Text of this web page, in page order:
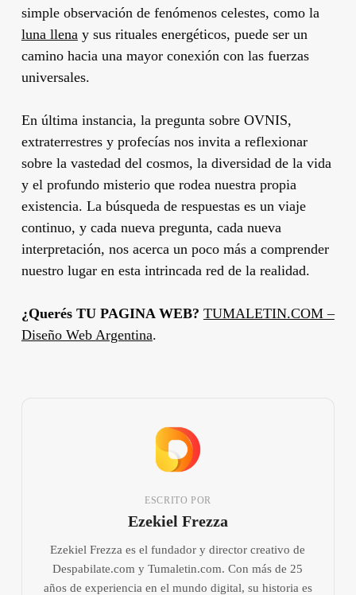
simple observación de fenómenos celestes, como la
luna llena y sus rituales energéticos, puede ser un
camino hacia una mayor conexión con las fuerzas
universales.
En última instancia, la pregunta sobre OVNIS,
extraterrestres y profecías nos invita a reflexionar
sobre la vastedad del cosmos, la diversidad de la vida
y el profundo misterio que rodea nuestra propia
existencia. La búsqueda de respuestas es un viaje
continuo, y cada nueva pregunta, cada nueva
interpretación, nos acerca un poco más a comprender
nuestro lugar en esta intrincada red de la realidad.
¿Querés TU PAGINA WEB? TUMALETIN.COM –
Diseño Web Argentina.
ESCRITO POR
Ezekiel Frezza
Ezekiel Frezza es el fundador y director creativo de
Despabilate.com y Tumaletin.com. Con más de 25
años de experiencia en el mundo digital, su historia es